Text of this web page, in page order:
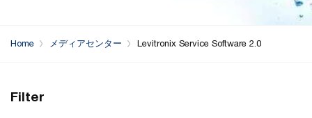
Home メディアセンター Levitronix Service Software 2.0
Filter